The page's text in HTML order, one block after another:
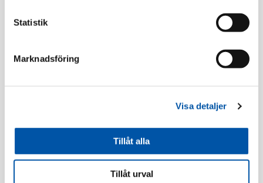
Statistik
Marknadsföring
Visa detaljer
Tillåt alla
Tillåt urval
Beskrivning